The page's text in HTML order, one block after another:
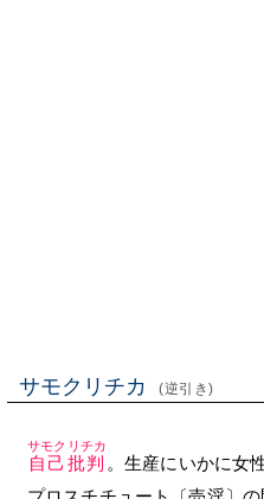
サモクリチカ (逆引き)
自己批判
サモクリチカ
。生産にいかに女